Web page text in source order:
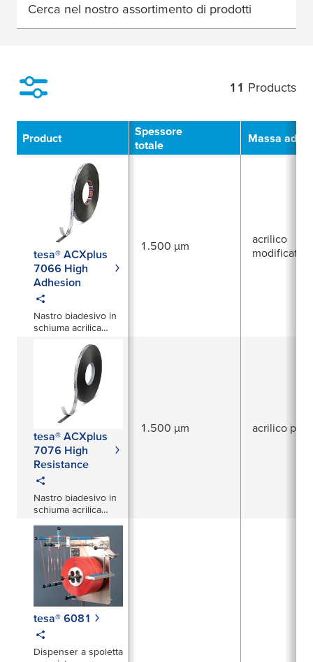
Cerca nel nostro assortimento di prodotti
11 Products
Product
Spessore
totale
Massa
tesa® ACXplus
7066 High
Adhesion
Nastro biadesivo in
schiuma acrilica
1.500 µm
acrilico
modificato
tesa® ACXplus
7076 High
Resistance
Nastro biadesivo in
schiuma acrilica
1.500 µm acrilico puro
tesa® 6081
Dispenser a spoletta